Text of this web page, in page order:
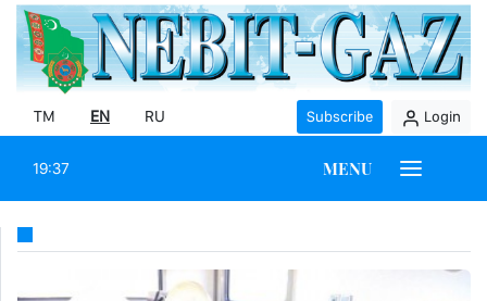
TM EN RU Subscribe Login
19:37 MENU